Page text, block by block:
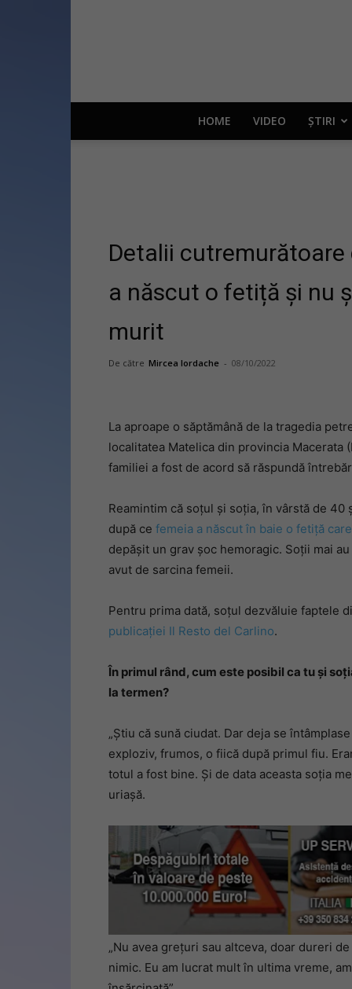
HOME VIDEO ȘTIRI
Detalii
a născut o fetiță și nu
murit
De către Mircea Iordache - 08/10/2022
La aproape o săptămână de la tragedia
localitatea Matelica din provincia
familiei a fost de acord să răspundă
Reamintim că soțul și soția, în vârstă de
după ce femeia a născut în baie o fetiță
depășit un grav șoc hemoragic. Soții mai
avut de sarcina femeii.
Pentru prima dată, soțul dezvăluie faptele
publicației Il Resto del Carlino.
În primul rând, cum este posibil ca tu și
la termen?
„Știu că sună ciudat. Dar deja se
exploziv, frumos, o fiică după primul fiu.
totul a fost bine. Și de data aceasta soția
uriașă.
„Nu avea grețuri sau altceva, doar dureri
nimic. Eu am lucrat mult în ultima vreme,